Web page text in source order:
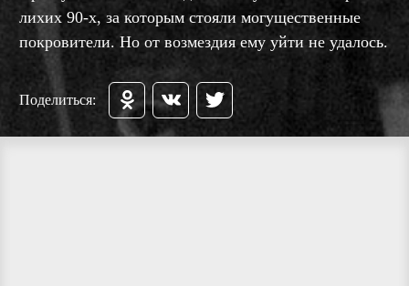
лихих 90-х, за которым стояли могущественные
покровители. Но от возмездия ему уйти не удалось.
Поделиться: